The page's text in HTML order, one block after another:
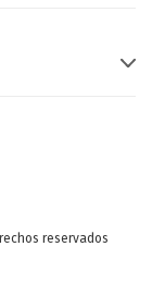
reservados